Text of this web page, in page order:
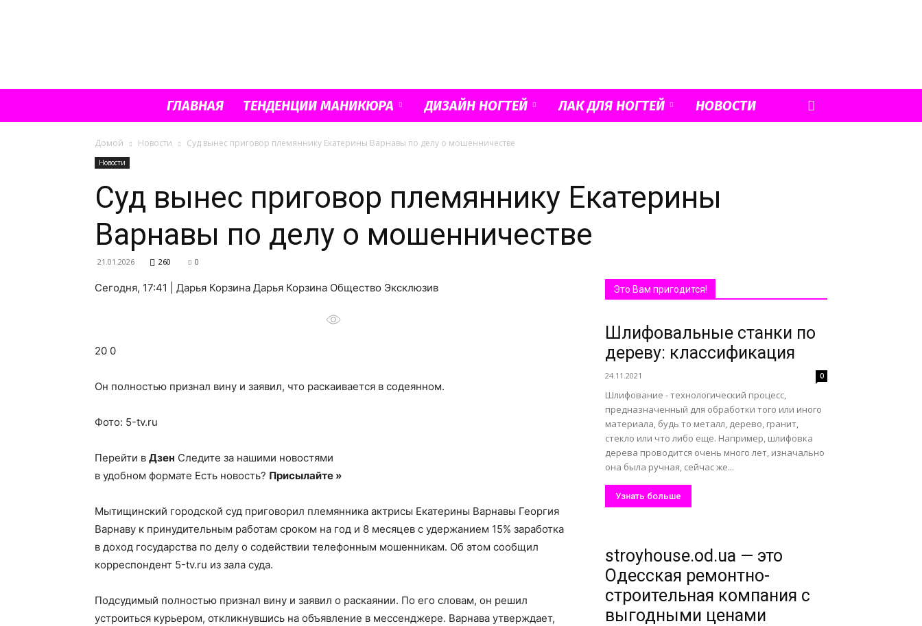
Французский
нем
ГЛАВНАЯ ТЕНДЕНЦИИ МАНИКЮРА ДИЗАЙН НОГТЕЙ ЛАК ДЛЯ НОГТЕЙ НОВОСТИ
Домой Новости Суд вынес приговор племяннику Екатерины Варнавы по делу о мошенничестве
Новости
Суд вынес приговор племяннику Екатерины
Варнавы по делу о мошенничестве
21.01.2026 260 0
Сегодня, 17:41 | Дарья Корзина Дарья Корзина Общество Эксклюзив
20 0
Он полностью признал вину и заявил, что раскаивается в содеянном.
Фото: 5-tv.ru
Перейти в Дзен Следите за нашими новостями
в удобном формате Есть новость? Присылайте »
Мытищинский городской суд приговорил племянника актрисы Екатерины Варнавы Георгия
Варнаву к принудительным работам сроком на год и 8 месяцев с удержанием 15% заработка
в доход государства по делу о содействии телефонным мошенникам. Об этом сообщил
корреспондент 5-tv.ru из зала суда.
Подсудимый полностью признал вину и заявил о раскаянии. По его словам, он решил
устроиться курьером, откликнувшись на объявление в мессенджере. Варнава утверждает,
Это Вам пригодится!
Шлифовальные станки по
дереву: классификация
24.11.2021 0
Шлифование - технологический процесс,
предназначенный для обработки того или иного
материала, будь то металл, дерево, гранит,
стекло или что либо еще. Например, шлифовка
дерева проводится очень много лет, изначально
она была ручная, сейчас же...
Узнать больше
stroyhouse.od.ua — это
Одесская ремонтно-
строительная компания с
выгодными ценами